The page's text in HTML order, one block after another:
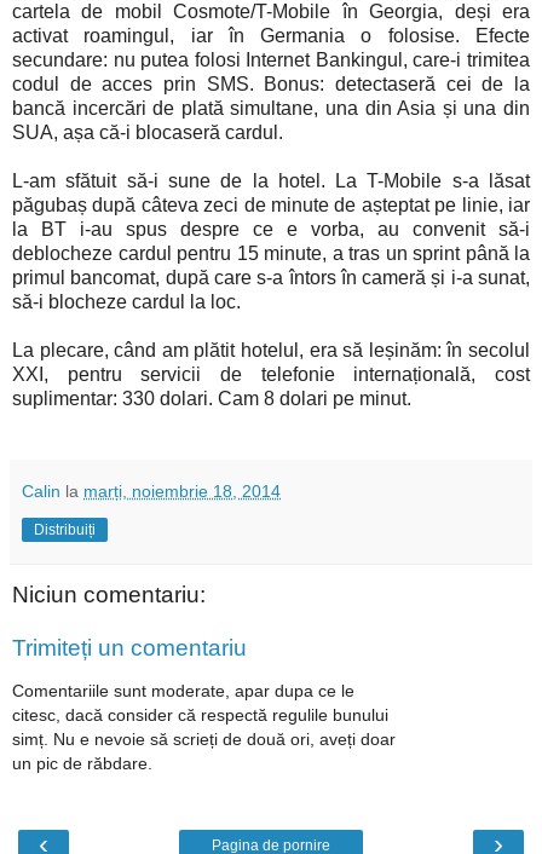
cartela de mobil Cosmote/T-Mobile în Georgia, deși era
activat roamingul, iar în Germania o folosise. Efecte
secundare: nu putea folosi Internet Bankingul, care-i trimitea
codul de acces prin SMS. Bonus: detectaseră cei de la
bancă incercări de plată simultane, una din Asia și una din
SUA, așa că-i blocaseră cardul.
L-am sfătuit să-i sune de la hotel. La T-Mobile s-a lăsat
păgubaș după câteva zeci de minute de așteptat pe linie, iar
la BT i-au spus despre ce e vorba, au convenit să-i
deblocheze cardul pentru 15 minute, a tras un sprint până la
primul bancomat, după care s-a întors în cameră și i-a sunat,
să-i blocheze cardul la loc.
La plecare, când am plătit hotelul, era să leșinăm: în secolul
XXI, pentru servicii de telefonie internațională, cost
suplimentar: 330 dolari. Cam 8 dolari pe minut.
Calin la marți, noiembrie 18, 2014
Distribuiți
Niciun comentariu:
Trimiteți un comentariu
Comentariile sunt moderate, apar dupa ce le
citesc, dacă consider că respectă regulile bunului
simț. Nu e nevoie să scrieți de două ori, aveți doar
un pic de răbdare.
‹ ›
Pagina de pornire